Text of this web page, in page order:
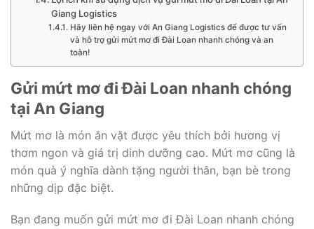
Giang Logistics
Hãy liên hệ ngay với An Giang Logistics để được tư vấn
và hỗ trợ gửi mứt mơ đi Đài Loan nhanh chóng và an
toàn!
Gửi mứt mơ đi Đài Loan nhanh chóng
tại An Giang
Mứt mơ là món ăn vặt được yêu thích bởi hương vị
thơm ngon và giá trị dinh dưỡng cao. Mứt mơ cũng là
món quà ý nghĩa dành tặng người thân, bạn bè trong
những dịp đặc biệt.
Bạn đang muốn gửi mứt mơ đi Đài Loan nhanh chóng